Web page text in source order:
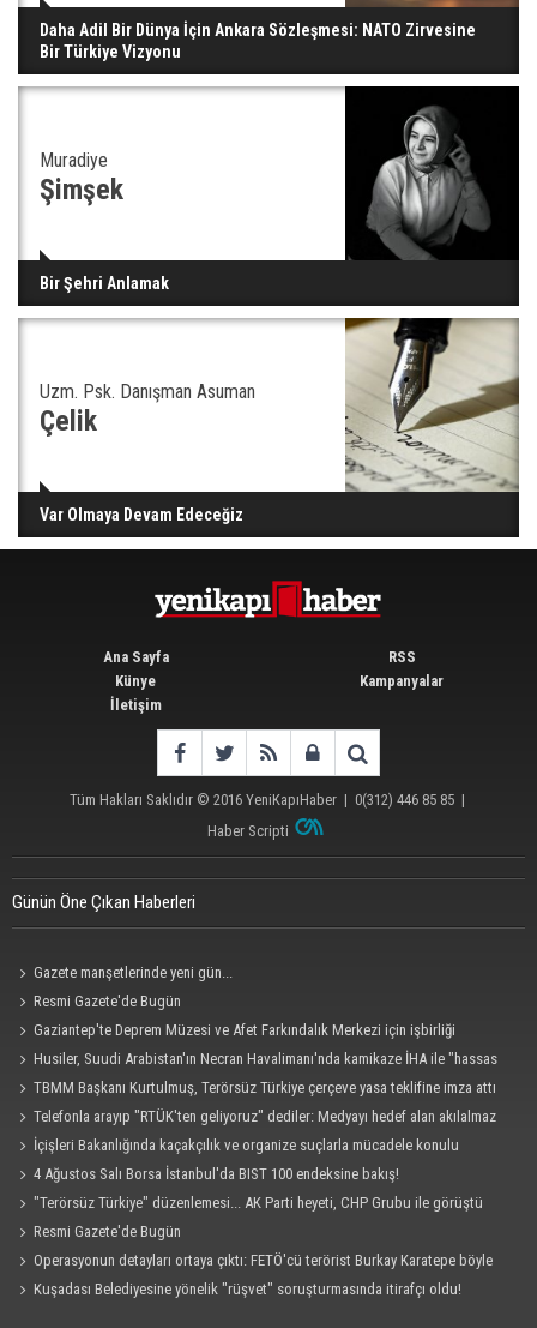
Daha Adil Bir Dünya İçin Ankara Sözleşmesi: NATO Zirvesine
Bir Türkiye Vizyonu
Muradiye
Şimşek
Bir Şehri Anlamak
Uzm. Psk. Danışman Asuman
Çelik
Var Olmaya Devam Edeceğiz
Ana Sayfa
Künye
İletişim
RSS
Kampanyalar
Tüm Hakları Saklıdır © 2016 YeniKapıHaber| 0(312) 446 85 85|
Haber Scripti
Günün Öne Çıkan Haberleri
Gazete manşetlerinde yeni gün...
Resmi Gazete'de Bugün
Gaziantep'te Deprem Müzesi ve Afet Farkındalık Merkezi için işbirliği
protokolü imzalandı
Husiler, Suudi Arabistan'ın Necran Havalimanı'nda kamikaze İHA ile "hassas
bir hedefi" vurduklarını açıkladı
TBMM Başkanı Kurtulmuş, Terörsüz Türkiye çerçeve yasa teklifine imza attı
Telefonla arayıp "RTÜK'ten geliyoruz" dediler: Medyayı hedef alan akılalmaz
tuzak ifşa oldu
İçişleri Bakanlığında kaçakçılık ve organize suçlarla mücadele konulu
güvenlik toplantısı yapıldı
4 Ağustos Salı Borsa İstanbul'da BIST 100 endeksine bakış!
"Terörsüz Türkiye" düzenlemesi... AK Parti heyeti, CHP Grubu ile görüştü
Resmi Gazete'de Bugün
Operasyonun detayları ortaya çıktı: FETÖ'cü terörist Burkay Karatepe böyle
yakalandı!
Kuşadası Belediyesine yönelik "rüşvet" soruşturmasında itirafçı oldu!